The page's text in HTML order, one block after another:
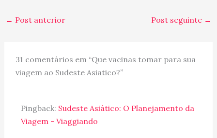
← Post anterior Post seguinte →
31 comentários em “Que vacinas tomar para sua
viagem ao Sudeste Asiatico?”
Pingback: Sudeste Asiático: O Planejamento da
Viagem - Viaggiando